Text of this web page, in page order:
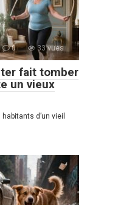
0 33 vues
fait tomber
un vieux
d’un vieil